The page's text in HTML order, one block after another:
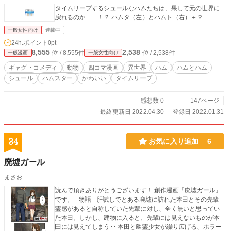
タイムリープするシュールなハムたちは、果して元の世界に
戻れるのか……！？ ハムタ（左）とハムト（右）＋？
一般女性向け 連載中
24h.ポイント 0pt
一般漫画 8,555 位 / 8,555件 一般女性向け 2,538 位 / 2,538件
ギャグ・コメディ 動物 四コマ漫画 異世界 ハム
ハムとハム
シュール
ハムスター かわいい タイムリープ
感想数 0
147ページ
最終更新日 2022.04.30
登録日 2022.01.31
34 お気に入り追加 6
廃墟ガール
まさお
読んで頂きありがとうございます！ 創作漫画「廃墟ガール」
です。 --物語-- 肝試しでとある廃墟に訪れた本田とその先輩
霊感があると自称していた先輩に対し、全く無いと思ってい
た本田。しかし、建物に入ると、先輩には見えないものが本
田には見えてしまう‥ 本田と幽霊少女が繰り広げる、ホラー